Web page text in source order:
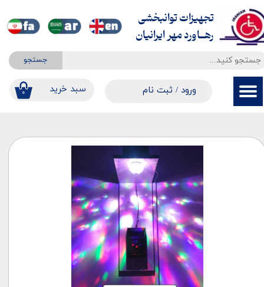
جستجو
۰ ​​سبد خرید ورود / ثبت نام
حساب کاربری من
سفارشات
خروج از حساب کاربری
تجهیزات توانبخشی
​​​​​​​رهــاورد مهر ایرانیان